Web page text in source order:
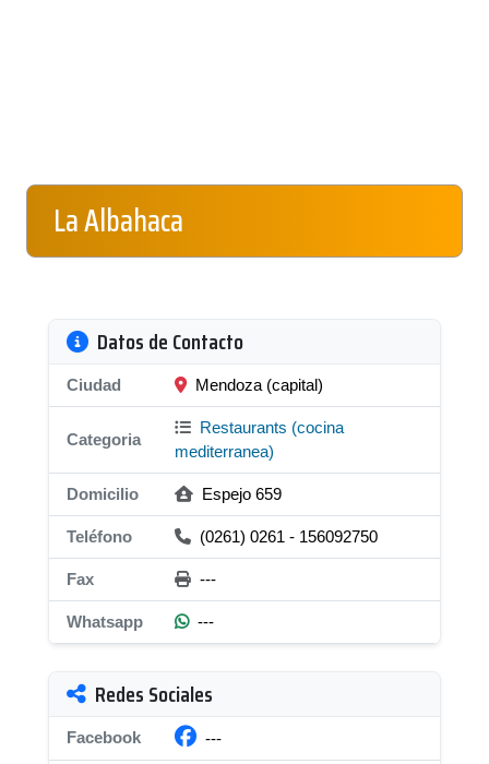
La Albahaca
Datos de Contacto
Ciudad Mendoza (capital)
Categoria
Restaurants (cocina
mediterranea)
Domicilio Espejo 659
Teléfono (0261) 0261 - 156092750
Fax ---
Whatsapp ---
Redes Sociales
Facebook ---